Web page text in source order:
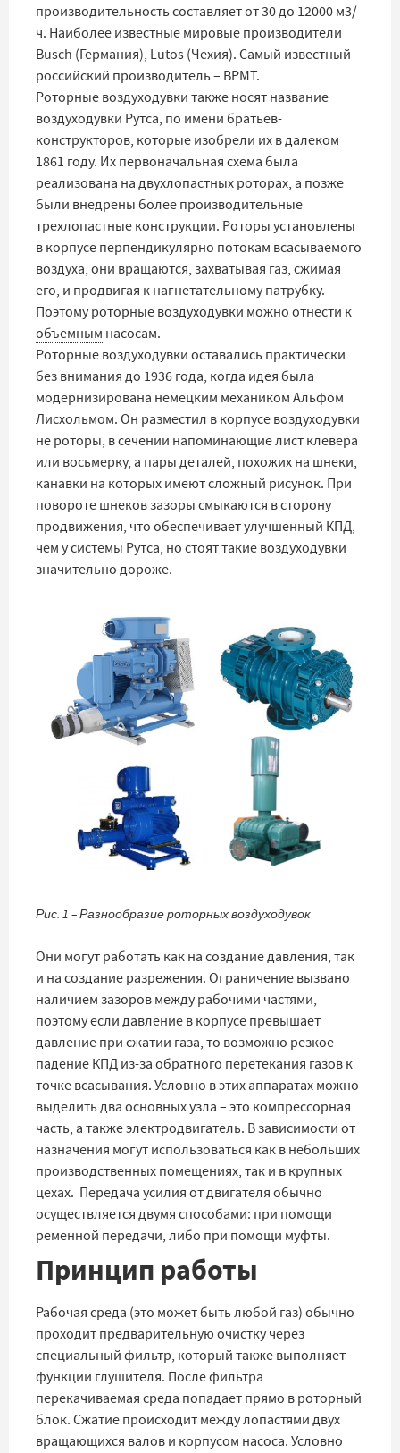
производительность составляет от 30 до 12000 м3/
ч. Наиболее известные мировые производители
Busch (Германия), Lutos (Чехия). Самый известный
российский производитель – BPMT.
Роторные воздуходувки также носят название
воздуходувки Рутса, по имени братьев-
конструкторов, которые изобрели их в далеком
1861 году. Их первоначальная схема была
реализована на двухлопастных роторах, а позже
были внедрены более производительные
трехлопастные конструкции. Роторы установлены
в корпусе перпендикулярно потокам всасываемого
воздуха, они вращаются, захватывая газ, сжимая
его, и продвигая к нагнетательному патрубку.
Поэтому роторные воздуходувки можно отнести к
объемным насосам.
Роторные воздуходувки оставались практически
без внимания до 1936 года, когда идея была
модернизирована немецким механиком Альфом
Лисхольмом. Он разместил в корпусе воздуходувки
не роторы, в сечении напоминающие лист клевера
или восьмерку, а пары деталей, похожих на шнеки,
канавки на которых имеют сложный рисунок. При
повороте шнеков зазоры смыкаются в сторону
продвижения, что обеспечивает улучшенный КПД,
чем у системы Рутса, но стоят такие воздуходувки
значительно дороже.
Рис. 1 – Разнообразие роторных воздуходувок
Они могут работать как на создание давления, так
и на создание разрежения. Ограничение вызвано
наличием зазоров между рабочими частями,
поэтому если давление в корпусе превышает
давление при сжатии газа, то возможно резкое
падение КПД из-за обратного перетекания газов к
точке всасывания. Условно в этих аппаратах можно
выделить два основных узла – это компрессорная
часть, а также электродвигатель. В зависимости от
назначения могут использоваться как в небольших
производственных помещениях, так и в крупных
цехах. Передача усилия от двигателя обычно
осуществляется двумя способами: при помощи
ременной передачи, либо при помощи муфты.
Принцип работы
Рабочая среда (это может быть любой газ) обычно
проходит предварительную очистку через
специальный фильтр, который также выполняет
функции глушителя. После фильтра
перекачиваемая среда попадает прямо в роторный
блок. Сжатие происходит между лопастями двух
вращающихся валов и корпусом насоса. Условно